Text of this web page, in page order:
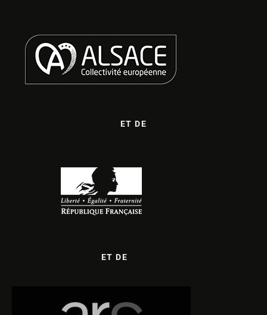
ET DE
ET DE